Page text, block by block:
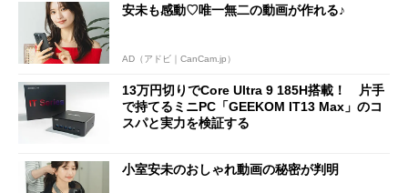
安未も感動♡唯一無二の動画が作れる♪
AD（アドビ｜CanCam.jp）
13万円切りでCore Ultra 9 185H搭載！ 片手
で持てるミニPC「GEEKOM IT13 Max」のコ
スパと実力を検証する
小室安未のおしゃれ動画の秘密が判明